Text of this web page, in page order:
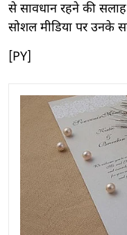
से सावधान रहने की
सोशल मीडिया पर उनके
[PY]